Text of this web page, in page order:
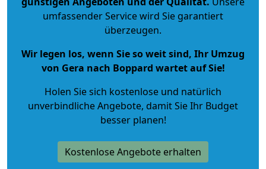
umfassender Service wird Sie garantiert
überzeugen.
Wir legen los, wenn Sie so weit sind, Ihr Umzug
von Gera nach Boppard wartet auf Sie!
Holen Sie sich kostenlose und natürlich
unverbindliche Angebote, damit Sie Ihr Budget
besser planen!
Kostenlose Angebote erhalten